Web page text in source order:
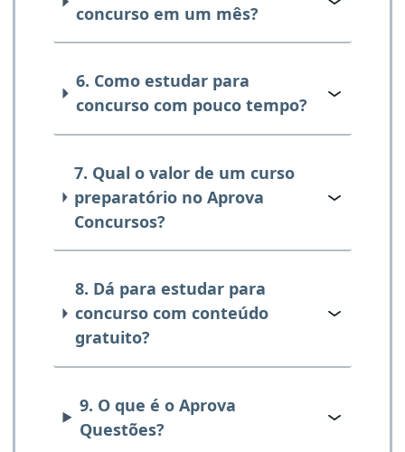
concurso em um mês?
6. Como estudar para
concurso com pouco tempo?
7. Qual o valor de um curso
preparatório no Aprova
Concursos?
8. Dá para estudar para
concurso com conteúdo
gratuito?
9. O que é o Aprova
Questões?